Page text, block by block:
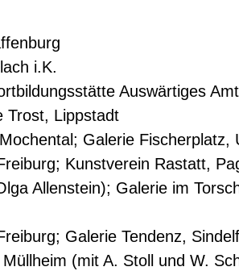
i.K.
Auswärtiges
Trost, Lippstadt
Galerie Fischerplatz,
Kunstverein Rastatt,
Allenstein); Galerie im
Galerie Tendenz,
(mit A. Stoll und W.